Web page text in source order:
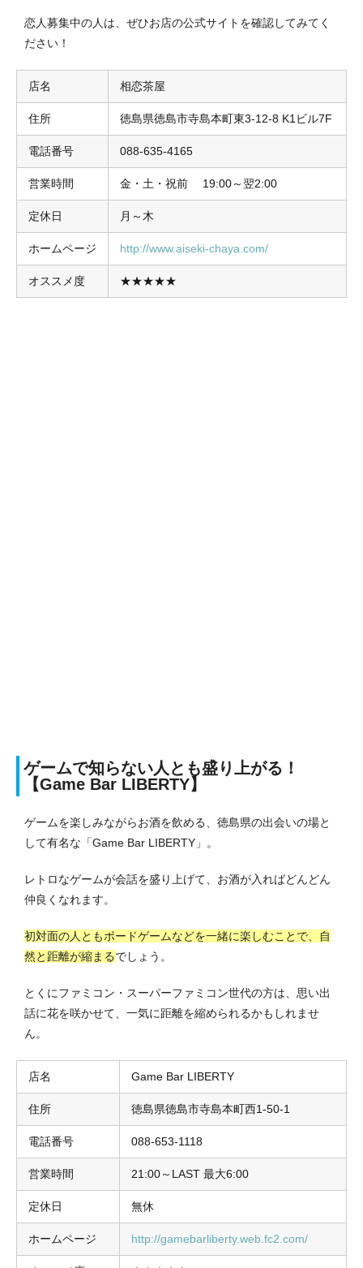
恋人募集中の人は、ぜひお店の公式サイトを確認してみてく
ださい！
店名 相恋茶屋
住所 徳島県徳島市寺島本町東3-12-8 K1ビル7F
電話番号 088-635-4165
営業時間 金・土・祝前 19:00～翌2:00
定休日 月～木
ホームページ http://www.aiseki-chaya.com/
オススメ度 ★★★★★
ゲームで知らない人とも盛り上がる！
【Game Bar LIBERTY】
ゲームを楽しみながらお酒を飲める、徳島県の出会いの場と
して有名な「Game Bar LIBERTY」。
レトロなゲームが会話を盛り上げて、お酒が入ればどんどん
仲良くなれます。
初対面の人ともボードゲームなどを一緒に楽しむことで、自
然と距離が縮まるでしょう。
とくにファミコン・スーパーファミコン世代の方は、思い出
話に花を咲かせて、一気に距離を縮められるかもしれませ
ん。
店名 Game Bar LIBERTY
住所 徳島県徳島市寺島本町西1-50-1
電話番号 088-653-1118
営業時間 21:00～LAST 最大6:00
定休日 無休
ホームページ http://gamebarliberty.web.fc2.com/